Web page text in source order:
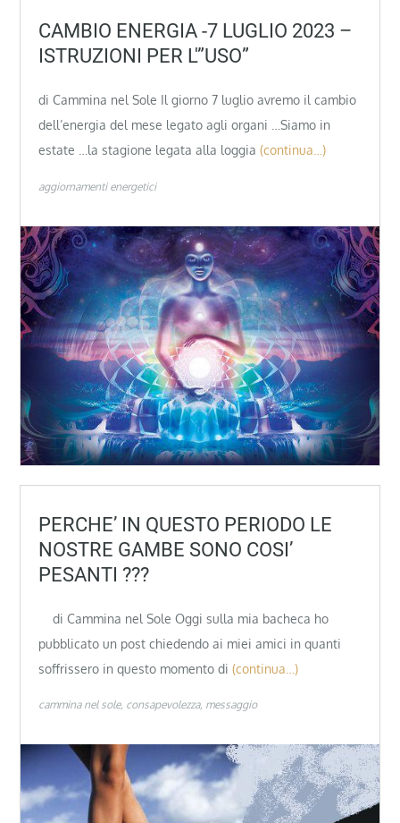
CAMBIO ENERGIA -7 LUGLIO 2023 –
ISTRUZIONI PER L'”USO”
di Cammina nel Sole Il giorno 7 luglio avremo il cambio
dell’energia del mese legato agli organi …Siamo in
estate …la stagione legata alla loggia (continua…)
aggiornamenti energetici
PERCHE’ IN QUESTO PERIODO LE
NOSTRE GAMBE SONO COSI’
PESANTI ???
di Cammina nel Sole Oggi sulla mia bacheca ho
pubblicato un post chiedendo ai miei amici in quanti
soffrissero in questo momento di (continua…)
cammina nel sole consapevolezza messaggio